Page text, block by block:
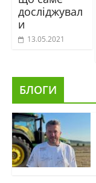
досліджувал
и
13.05.2021
БЛОГИ